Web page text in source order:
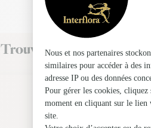
Trouvez un fleuriste